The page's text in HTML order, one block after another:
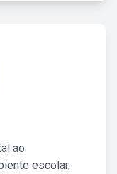
ao
escolar,